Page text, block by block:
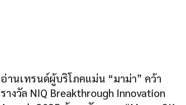
อ่านเทรนด์ผู้บริโภคแม่น “มาม่า” คว้า
รางวัล NIQ Breakthrough Innovation